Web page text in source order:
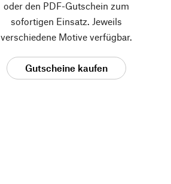
oder den PDF-Gutschein zum
sofortigen Einsatz. Jeweils
verschiedene Motive verfügbar.
Gutscheine kaufen